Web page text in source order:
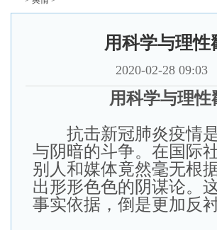
用科学与理
2020-02-28 09:03
用科学与理
抗击新冠肺炎疫情是
与阴暗的斗争。在国际
别人和媒体竟然毫无根
出形形色色的阴谋论。
事实依据，倒是更加反